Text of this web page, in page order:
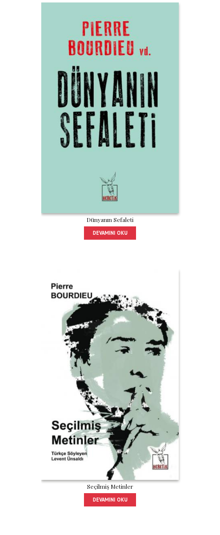
Dünyanın Sefaleti
DEVAMINI OKU
Seçilmiş Metinler
DEVAMINI OKU